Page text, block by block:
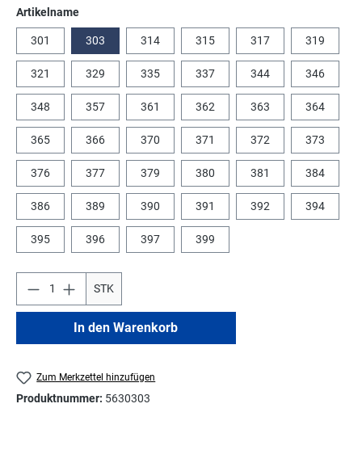
Artikelnameauswählen
301 303 314 315 317 319
321 329 335 337 344 346
348 357 361 362 363 364
365 366 370 371 372 373
376 377 379 380 381 384
386 389 390 391 392 394
395 396 397 399
STK
In den Warenkorb
Zum Merkzettel hinzufügen
Produktnummer: 5630303